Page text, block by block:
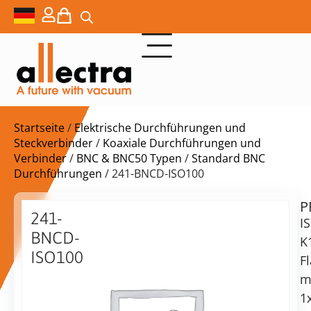
Startseite/ Elektrische Durchführungen und
Steckverbinder/ Koaxiale Durchführungen und
Verbinder/ BNC & BNC50 Typen /Standard BNC
Durchführungen / 241-BNCD-ISO100
241-
BNCD-
ISO100
$